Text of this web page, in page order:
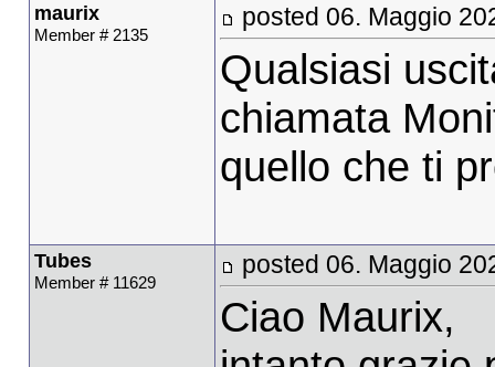
maurix
Member # 2135
posted 06. Maggio
Qualsiasi
chiamata
quello che ti
Tubes
Member # 11629
posted 06. Maggio
Ciao Maurix,